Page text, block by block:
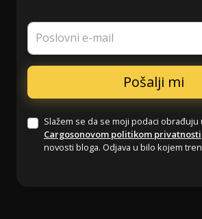
Poslovni e-mail
Slažem se da se moji podaci obrađuju
Cargosonovom politikom privatnosti
novosti bloga. Odjava u bilo kojem